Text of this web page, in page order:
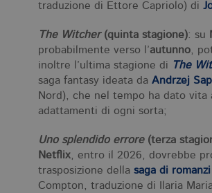
traduzione di Ettore Capriolo) di
The Witcher(quinta stagione): su
probabilmente verso l’autunno,
inoltre l’ultima stagione di
The
saga fantasy ideata da Andrzej
Nord), che nel tempo ha dato
adattamenti di ogni sorta;
Uno splendido errore(terza
Netflix, entro il 2026, dovrebbe
trasposizione della saga di romanzi
Compton, traduzione di Ilaria